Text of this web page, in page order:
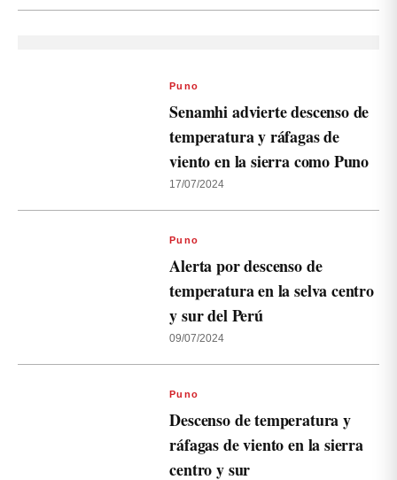
Puno
Senamhi advierte descenso de
temperatura y ráfagas de
viento en la sierra como Puno
17/07/2024
Puno
Alerta por descenso de
temperatura en la selva centro
y sur del Perú
09/07/2024
Puno
Descenso de temperatura y
ráfagas de viento en la sierra
centro y sur